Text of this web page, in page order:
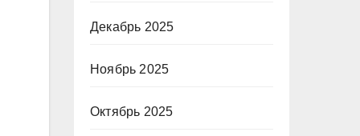
Декабрь 2025
Ноябрь 2025
Октябрь 2025